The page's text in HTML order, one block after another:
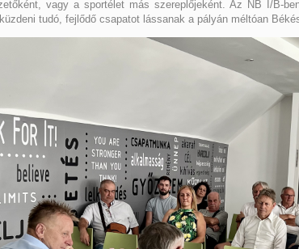
vagy a sportélet más szereplőjeként. Az NB I/B-
tudó, fejlődő csapatot lássanak a pályán méltóan